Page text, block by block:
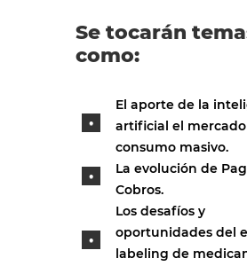
Se tocarán
como:
El aporte de la
artificial el
consumo masivo.
La evolución de
Cobros.
Los desafíos y
oportunidades del
labeling de